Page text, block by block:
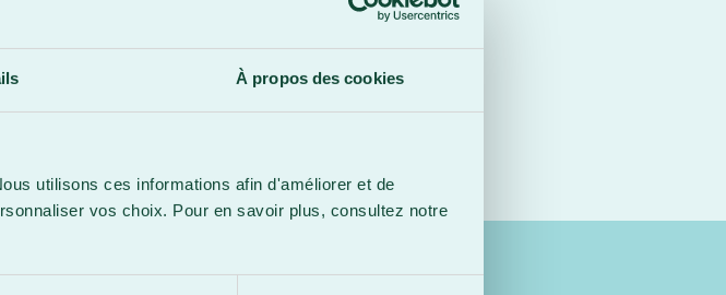
À propos des cookies
utilisons ces informations afin d'améliorer et de
vos choix. Pour en savoir plus, consultez notre